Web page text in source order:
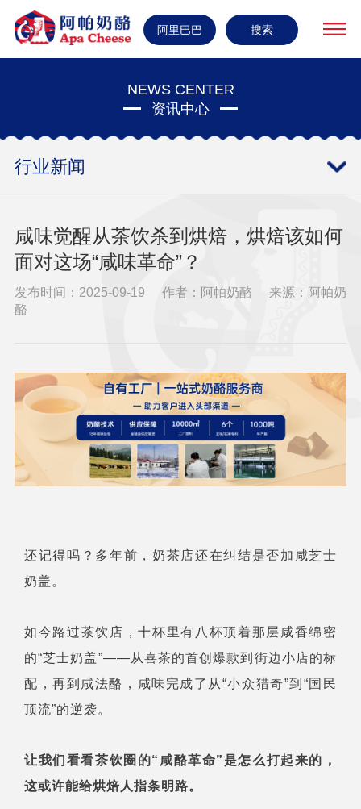
阿里巴巴 搜索
NEWS CENTER
资讯中心
行业新闻
咸味觉醒从茶饮杀到烘焙，烘焙该如何
面对这场“咸味革命”？
发布时间：2025-09-19 作者：阿帕奶酪
来源：阿帕奶
酪
还记得吗？多年前，奶茶店还在纠结是否加咸芝士
奶盖。
如今路过茶饮店，十杯里有八杯顶着那层咸香绵密
的“芝士奶盖”——从喜茶的首创爆款到街边小店的标
配，再到咸法酪，咸味完成了从“小众猎奇”到“国民
顶流”的逆袭。
让我们看看茶饮圈的“咸酪革命”是怎么打起来的，
这或许能给烘焙人指条明路。